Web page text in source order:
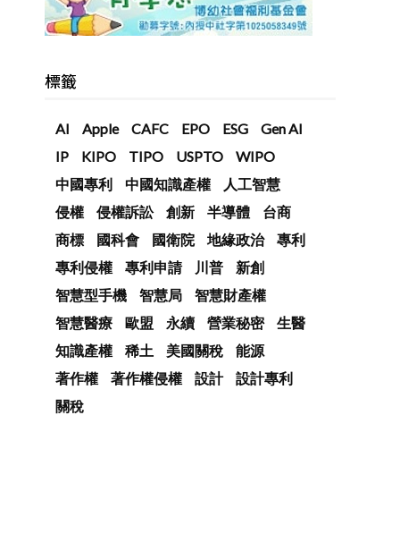
標籤
AI Apple CAFC EPO ESG
Gen AI
IP
KIPO TIPO USPTO
WIPO
中國專利
中國知識產權
人工智慧
侵權
侵權訴訟 創新 半導體
台商
商標
國科會 國衛院 地緣政治
專利
專利侵權
專利申請 川普
新創
智慧型手機
智慧局
智慧財產權
智慧醫療
歐盟 永續 營業秘密
生醫
知識產權
稀土 美國關稅
能源
著作權
著作權侵權 設計
設計專利
關稅